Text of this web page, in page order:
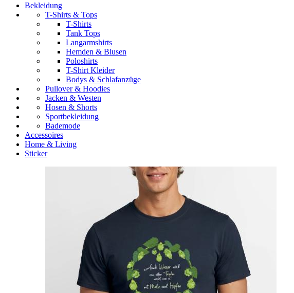
Bekleidung
T-Shirts & Tops
T-Shirts
Tank Tops
Langarmshirts
Hemden & Blusen
Poloshirts
T-Shirt Kleider
Bodys & Schlafanzüge
Pullover & Hoodies
Jacken & Westen
Hosen & Shorts
Sportbekleidung
Bademode
Accessoires
Home & Living
Sticker